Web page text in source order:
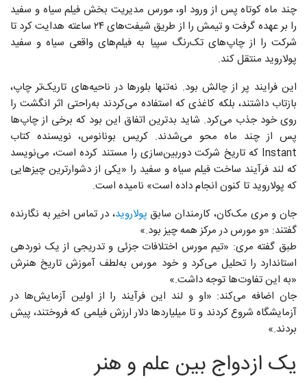
چند ماه کوتاه پس از ورود او، مورس مدیریت بخش فیلم سیاه و سفید
را بر عهده گرفت و تیمش را از طریق شیفت‌های ۲۴ ساعته هدایت کرد تا
شرکت را از چاپ‌های تک‌رنگ سپیا به فیلم‌های واقعی سیاه و سفید
پولاروید منتقل کند.
این فرایند پر از چالش‌ بود. نه‌تنها بلورها در ناحیه‌های تاریک‌تر چاپ،
بازتاب داشتند، بلکه کاغذی که استفاده می‌کردند به‌راحتی اثر انگشت را
روی خود جذب می‌کرد. شاید بدترین اتفاق این بود که برخی از چاپ‌ها
پس از چند ماه محو می‌شدند. کریس بونانوس، نویسنده کتاب
Instant که تاریخ شرکت دوربین‌سازی را مستند کرده است، می‌نویسد
که لند فرآیند ساخت فیلم سیاه و سفید را «یکی از دشوارترین چیزهایی
که پولاروید تا کنون انجام داده است» نامیده است.
جان و مری مک‌کان، کارمندان سابق پولاروید، در تماس اخیر به نگارنده
گفتند: «و مورس در مرکز همه چیز بود.»
طبق گفته مری: «تیم مورس اختلافات جزئی و تدریجی از یک نوردهی
استاندارد را تحلیل می‌کرد و خود مورس به‌لطف آموزش تاریخ هنرش
«به این تفاوت‌ها توجه داشت.»
جان اضافه می‌کند: «او و لند این فرآیند را از اولین آزمایش‌ها در
آزمایشگاه شروع کردند و تا میلیاردها دلار ارزش فیلمی که فروختند، پیش
بردند.»
یک ازدواج بین علم و هنر